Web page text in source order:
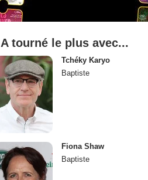
A tourné le plus avec...
Tchéky Karyo
Baptiste
Fiona Shaw
Baptiste